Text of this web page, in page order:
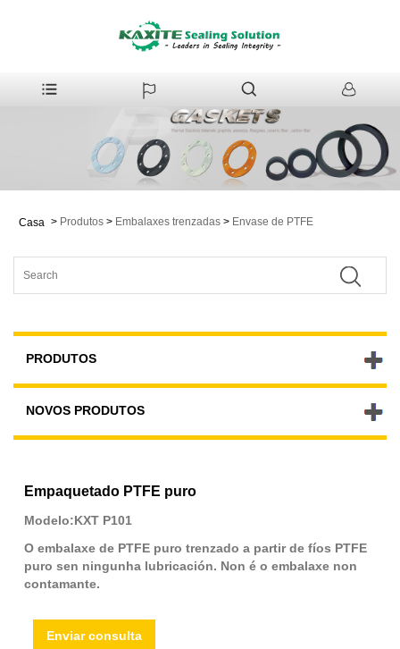
Casa > Produtos > Embalaxes trenzadas > Envase de PTFE
PRODUTOS
NOVOS PRODUTOS
Empaquetado PTFE puro
Modelo:KXT P101
O embalaxe de PTFE puro trenzado a partir de fíos PTFE
puro sen ningunha lubricación. Non é o embalaxe non
contamante.
Enviar consulta